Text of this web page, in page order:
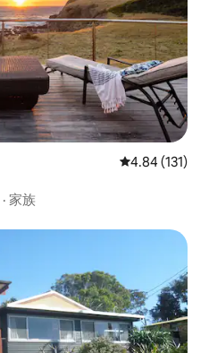
レビュー131
4.84 (131)
· 家族